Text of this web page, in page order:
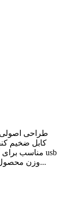
طراحی اصولی
وزن محصول 450 گرم امپدانس 20000 هرتز حساسیت 105...